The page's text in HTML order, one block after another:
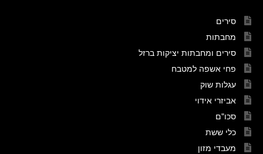
סירים
מחבתות
סירים ומחבתות יציקות ברזל
פחי אשפה למטבח
עגלות שוק
אביזרי אידוי
סכו"ם
כלי ששת
מעבדי מזון